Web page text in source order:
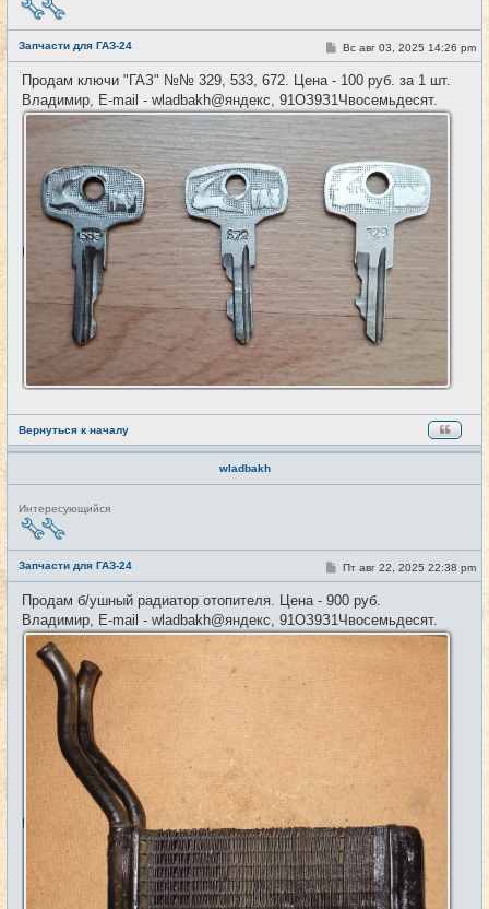
в
т
и
Запчасти для ГАЗ-24 #44
С
о
о
б
щ
е
и
е
Вс авг 03, 2025 14:26 pm
Продам ключи "ГАЗ" №№ 329, 533, 672. Цена - 100 руб. за 1 шт.
Владимир, E-mail - wladbakh@яндекс, 91ОЗ9З1Чвосемьдесят.
Вернуться к началу
wladbakh
Н
е
в
т
и
Интересующийся
Запчасти для ГАЗ-24 #45
С
о
о
б
щ
е
н
и
Пт авг 22, 2025 22:38 pm
Продам б/ушный радиатор отопителя. Цена - 900 руб.
Владимир, E-mail - wladbakh@яндекс, 91ОЗ9З1Чвосемьдесят.